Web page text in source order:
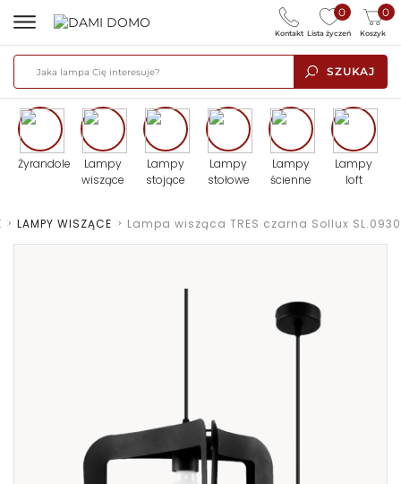
SZUKAJ
0
Lista życzeń
0
Koszyk
Kontakt
Żyrandole
Lampy
wiszące
Lampy
stojące
Lampy
stołowe
Lampy
ścienne
Lampy
loft
> LAMPY WISZĄCE > Lampa wisząca TRES czarna Sollux SL.0930